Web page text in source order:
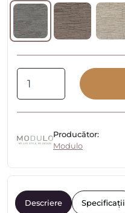
Producător:
Modulo
Descriere Specificații